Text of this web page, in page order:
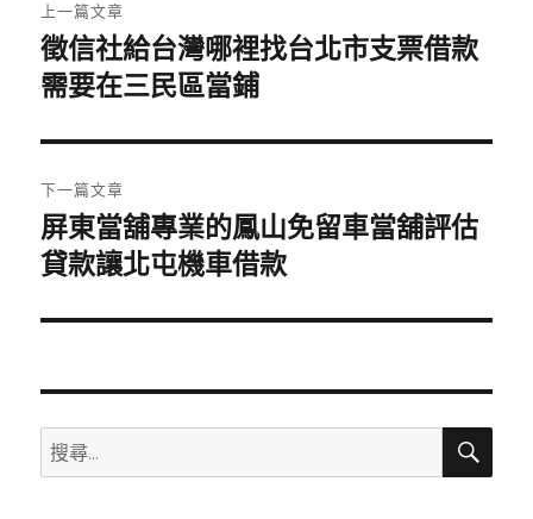
章
導
覽
上一篇文章
上
一
文
章:
徵信社給台灣哪裡找台北市支票借款
需要在三民區當鋪
下一篇文章
下
一
文
屏東當舖專業的鳳山免留車當舖評估
貸款讓北屯機車借款
搜
尋
搜